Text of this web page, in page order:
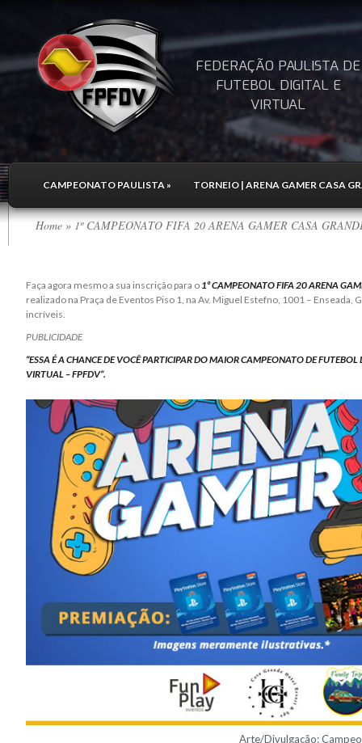
FEDERAÇÃO PAULISTA DE
FUTEBOL DIGITAL E
VIRTUAL
CAMPEONATO PAULISTA» TORNEIO | ARENA GAMER CASA
Home » 1º CAMPEONATO FIFA 20 ARENA GAMER CASA
Faça agora mesmo a sua inscrição para o 1º CAMPEONATO FIFA 20 ARENA
realizado na Praça de Eventos Piso 1, na Av. Miguel Estefno, 1001 – Enseada,
incríveis.
PUBLICIDADE
“ESSA É A CHANCE DE VOCÊ PARTICIPAR DO MAIOR CAMPEONATO DE
VIRTUAL – FPFDV”.
Arte/Divulgação: